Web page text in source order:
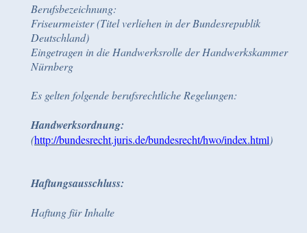
Berufsbezeichnung:
Friseurmeister (Titel verliehen in der Bundesrepublik
Deutschland)
Eingetragen in die Handwerksrolle der Handwerkskammer
Nürnberg
Es gelten folgende berufsrechtliche Regelungen:
Handwerksordnung:
(http://bundesrecht.juris.de/bundesrecht/hwo/index.html)
Haftungsausschluss:
Haftung für Inhalte